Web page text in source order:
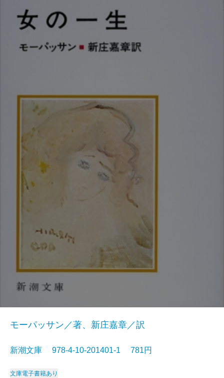
モーパッサン／著、新庄嘉章／訳
新潮文庫 978-4-10-201401-1 781円
文庫電子書籍あり